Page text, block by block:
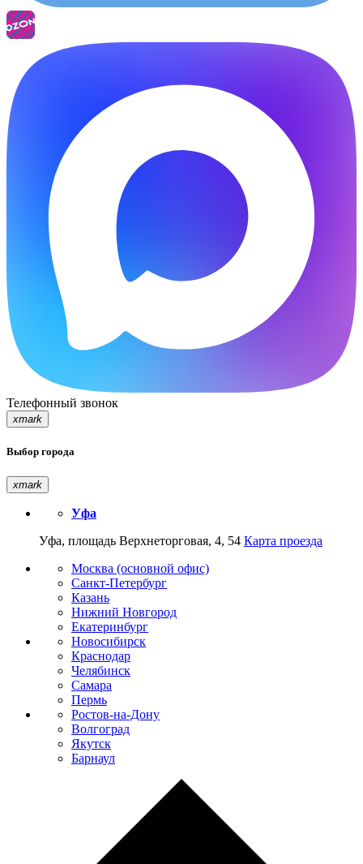
Телефонный звонок
xmark
Выбор города
xmark
Уфа
Уфа, площадь Верхнеторговая, 4, 54 Карта проезда
Москва (основной офис)
Санкт-Петербург
Казань
Нижний Новгород
Екатеринбург
Новосибирск
Краснодар
Челябинск
Самара
Пермь
Ростов-на-Дону
Волгоград
Якутск
Барнаул